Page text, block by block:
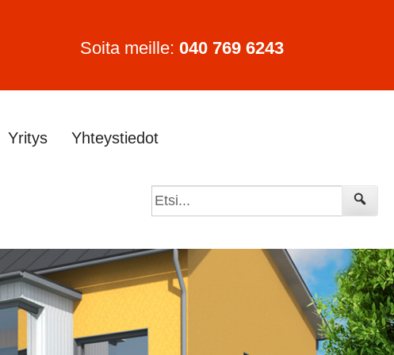
Soita meille: 040 769 6243
Yritys Yhteystiedot